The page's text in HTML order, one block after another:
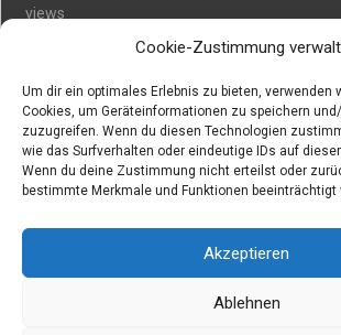
Cookie-Zustimmung
Um dir ein optimales Erlebnis zu bieten, verwenden
Cookies, um Geräteinformationen zu speichern
zuzugreifen. Wenn du diesen Technologien
wie das Surfverhalten oder eindeutige IDs auf
Wenn du deine Zustimmung nicht erteilst oder
bestimmte Merkmale und Funktionen beeinträchtigt
Akzeptieren
Ablehnen
views
Mäßiges Interesse an Daimlers MBtech-
O-Ton: Wer muss Schaden für abgedriftete
zahlen?- 42.365 views
Kollegengespräch: Urteile zum Grillen -
Suchen bei Vorabs